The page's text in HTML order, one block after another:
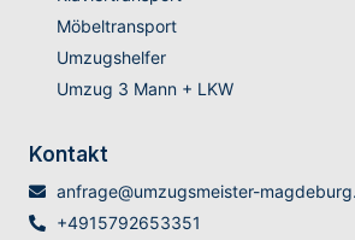
Möbeltransport
Umzugshelfer
Umzug 3 Mann + LKW
Kontakt
anfrage@umzugsmeister-
+4915792653351